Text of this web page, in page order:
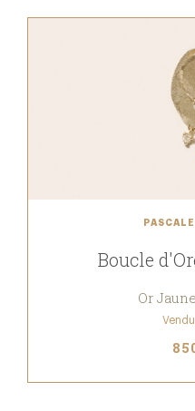
Boucle
Or